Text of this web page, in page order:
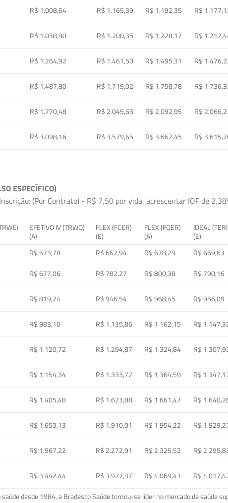
R$ 1.008,64 R$ 1.165,39 R$ 1.192,35 R$
R$ 1.038,90 R$ 1.200,35 R$ 1.228,12 R$
R$ 1.264,92 R$ 1.461,50 R$ 1.495,31 R$
R$ 1.487,80 R$ 1.719,02 R$ 1.758,78 R$
R$ 1.770,48 R$ 2.045,63 R$ 2.092,95 R$
R$ 3.098,16 R$ 3.579,65 R$ 3.662,45 R$
ESPECÍFICO)
(Por Contrato) - R$ 7,50 por vida, acrescentar IOF de
EFETIVO IV (TRWQ)
(A)
FLEX (FCER)
(E)
FLEX (FQER)
(A)
IDEAL
(E)
R$ 573,78 R$ 662,94 R$ 678,29 R$ 669,63
R$ 677,06 R$ 782,27 R$ 800,38 R$ 790,16
R$ 819,24 R$ 946,54 R$ 968,45 R$ 956,09
R$ 983,10 R$ 1.135,86 R$ 1.162,15 R$
R$ 1.120,72 R$ 1.294,87 R$ 1.324,84 R$
R$ 1.154,34 R$ 1.333,72 R$ 1.364,59 R$
R$ 1.405,48 R$ 1.623,88 R$ 1.661,47 R$
R$ 1.653,13 R$ 1.910,01 R$ 1.954,22 R$
R$ 1.967,22 R$ 2.272,91 R$ 2.325,52 R$
R$ 3.442,44 R$ 3.977,37 R$ 4.069,43 R$
desde 1984, a Bradesco Saúde tornou-se líder no mercado de saúde